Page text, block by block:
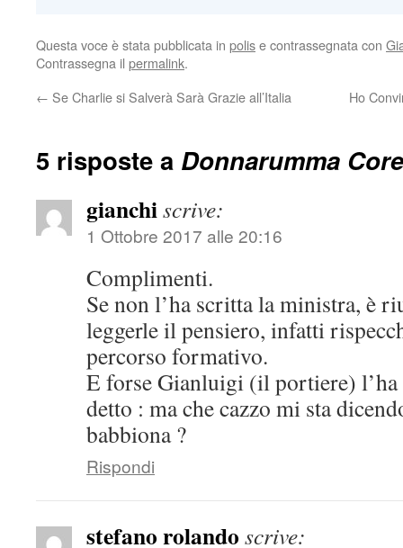
Questa voce è stata pubblicata in polise contrassegnata con
Contrassegna il permalink.
← Se Charlie si Salverà Sarà Grazie all’Italia Ho
5 risposte a Donnarumma
gianchiscrive:
1 Ottobre 2017 alle 20:16
Complimenti.
Se non l’ha scritta la ministra, è
leggerle il pensiero, infatti
percorso formativo.
E forse Gianluigi (il portiere) l’ha
detto : ma che cazzo mi sta
babbiona ?
Rispondi
stefano rolando scrive: